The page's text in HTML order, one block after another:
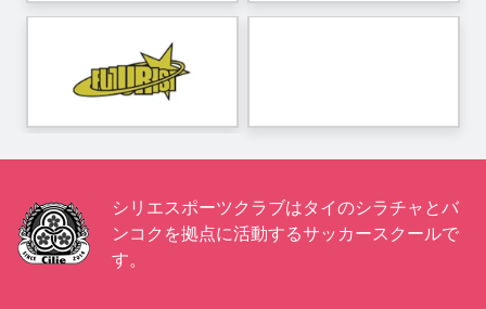
シリエスポーツクラブはタイのシラチャとバ
ンコクを拠点に活動するサッカースクールで
す。